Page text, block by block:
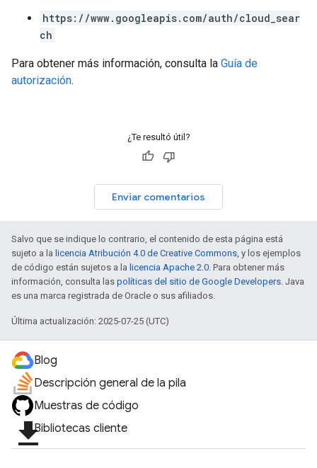
https://www.googleapis.com/auth/cloud_sear
ch
Para obtener más información, consulta la Guía de
autorización.
¿Te resultó útil?
Enviar comentarios
Salvo que se indique lo contrario, el contenido de esta página está
sujeto a la licencia Atribución 4.0 de Creative Commons, y los ejemplos
de código están sujetos a la licencia Apache 2.0. Para obtener más
información, consulta las políticas del sitio de Google Developers. Java
es una marca registrada de Oracle o sus afiliados.
Última actualización: 2025-07-25 (UTC)
Blog
Descripción general de la pila
Muestras de código
file_downloadBibliotecas cliente